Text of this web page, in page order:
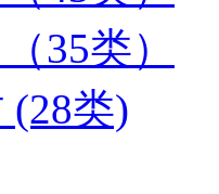
35类）
(28类)